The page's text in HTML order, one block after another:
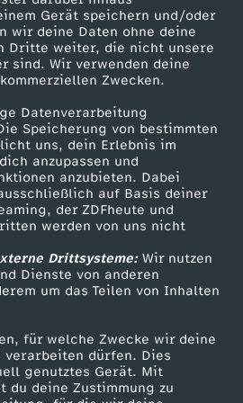
Gerät speichern und/oder
wir deine Daten ohne deine
Dritte weiter, die nicht unsere
sind. Wir verwenden deine
Zwecken.
Datenverarbeitung
Speicherung von bestimmten
uns, dein Erlebnis im
anzupassen und
anzubieten. Dabei
auf Basis deiner
der ZDFheute und
werden von uns nicht
Drittsysteme:Wir nutzen
Dienste von anderen
um das Teilen von Inhalten
für welche Zwecke wir deine
verarbeiten dürfen. Dies
genutztes Gerät. Mit
du deine Zustimmung zu
w
s
p
e
z
i
a
l
n
e
r
t
z
e
l
t
r
u
n
d
e
ZDFmitreden
Kontakt zum ZDF
Tickets
Zuschauerservice
Hilfe